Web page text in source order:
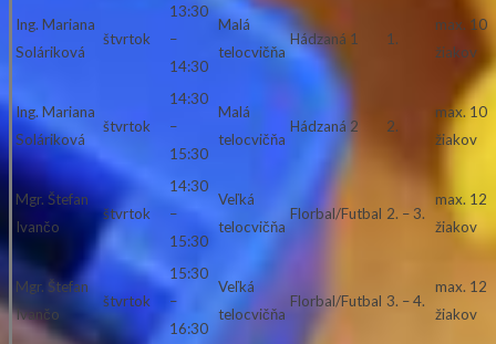
Ing. Mariana
Soláriková
štvrtok
13:30
–
14:30
Malá
telocvičňa
Hádzaná 1 1.
max. 10
žiakov
Ing. Mariana
Soláriková
štvrtok
14:30
–
15:30
Malá
telocvičňa
Hádzaná 2 2.
max. 10
žiakov
Mgr. Štefan
Ivančo
štvrtok
14:30
–
15:30
Veľká
telocvičňa
Florbal/Futbal 2. – 3.
max. 12
žiakov
Mgr. Štefan
Ivančo
štvrtok
15:30
–
16:30
Veľká
telocvičňa
Florbal/Futbal 3. – 4.
max. 12
žiakov